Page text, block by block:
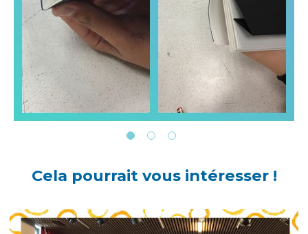
Cela pourrait vous intéresser !